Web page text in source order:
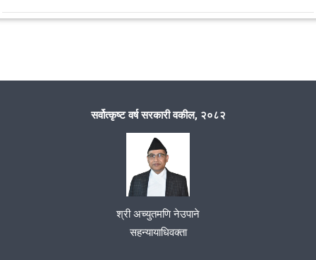
२०८०।१०।०९ गते जिल्ला स्तरीय समन्वय समितिको बैठक सम्पन्न
मिति २०८०।१०।१३ गते समुदायमा सरकारी वकील कार्याक्रम सम्पन्न
सर्वोत्कृष्ट वर्ष सरकारी वकील, २०८२
श्री अच्युतमणि नेउपाने
सहन्यायाधिवक्ता